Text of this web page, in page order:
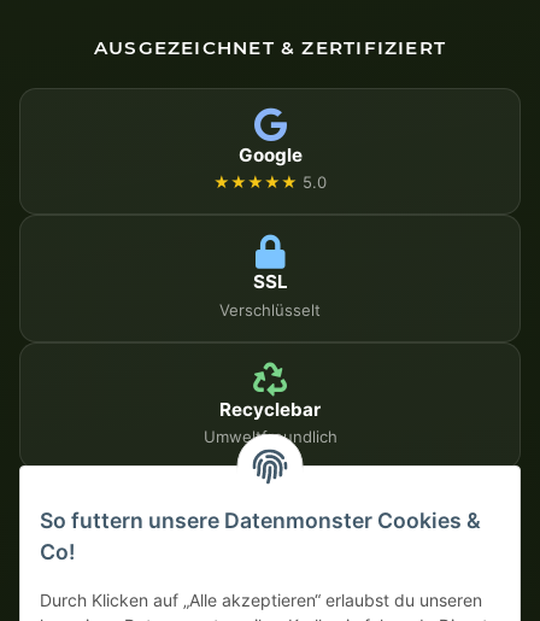
AUSGEZEICHNET & ZERTIFIZIERT
Google
★★★★★ 5.0
SSL
Verschlüsselt
Recyclebar
Umweltfreundlich
SICHERE ZAHLUNGSMETHODEN
So futtern unsere Datenmonster Cookies &
Co!
Durch Klicken auf „Alle akzeptieren“ erlaubst du unseren